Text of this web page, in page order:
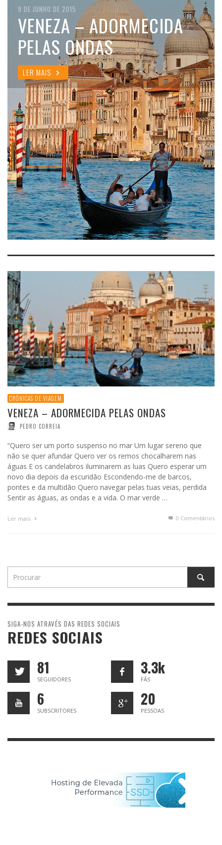
9 DE JUNHO DE 2015
VENEZA – ADORMECIDA
PELAS ONDAS
LER MAIS
CRÓNICAS DE VIAGEM
VENEZA – ADORMECIDA PELAS ONDAS
PEDRO CORREIA
“Quero ser um porto suspenso no mar Um lugar sereno que
não se quer afundar Quero ver os remos chocalharem nas
águas E os candelabros iluminarem as luas Quero esperar um
novo dia depois da escuridão Escondendo-me de barcos,
pontes e da multidão Quero navegar pelas tuas veias, perdida
Sentir as águas, as ondas e a vida. O mar verde …
Ler mais 0 Comentários
SIGA-NOS ATRAVÉS DAS REDES SOCIAIS
REDES SOCIAIS
81
SEGUIDORES
3.3k
FÃS
6
SUBSCRITORES
20
PESSOAS